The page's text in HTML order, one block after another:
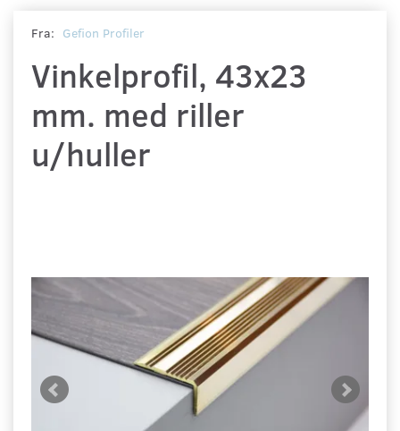
Fra: Gefion Profiler
Vinkelprofil, 43x23
mm. med riller
u/huller